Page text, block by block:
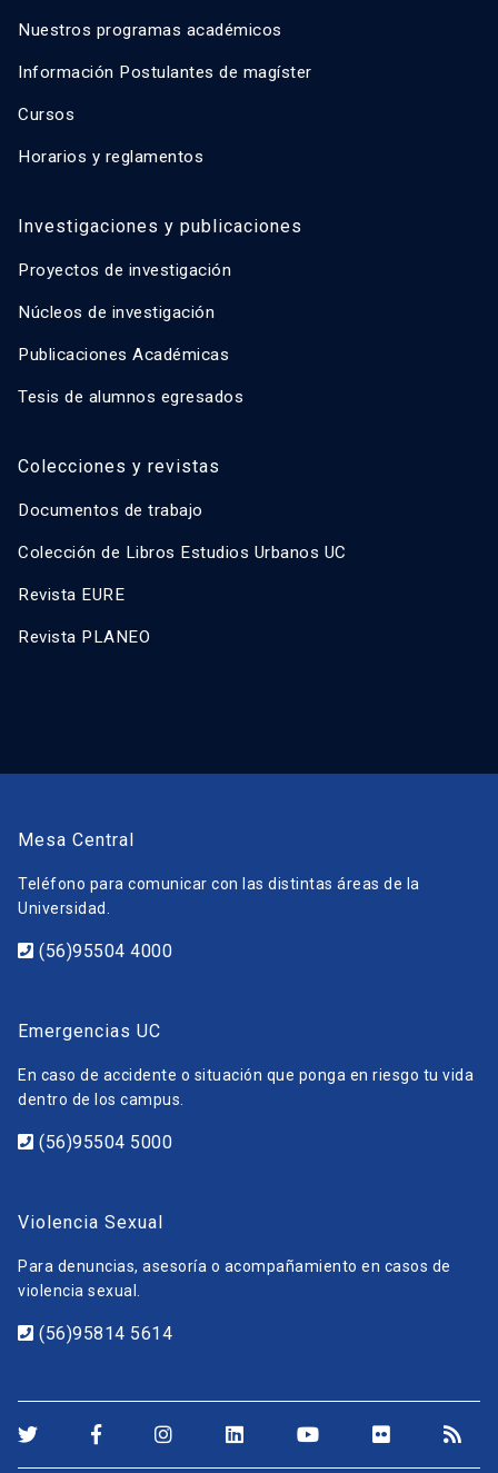
Nuestros programas académicos
Información Postulantes de magíster
Cursos
Horarios y reglamentos
Investigaciones y publicaciones
Proyectos de investigación
Núcleos de investigación
Publicaciones Académicas
Tesis de alumnos egresados
Colecciones y revistas
Documentos de trabajo
Colección de Libros Estudios Urbanos UC
Revista EURE
Revista PLANEO
Mesa Central
Teléfono para comunicar con las distintas áreas de la
Universidad.
(56)95504 4000
Emergencias UC
En caso de accidente o situación que ponga en riesgo tu vida
dentro de los campus.
(56)95504 5000
Violencia Sexual
Para denuncias, asesoría o acompañamiento en casos de
violencia sexual.
(56)95814 5614